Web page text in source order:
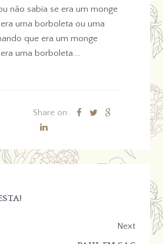
não sabia se era um monge
uma borboleta ou uma
que era um monge
uma borboleta….
Share on:
Next